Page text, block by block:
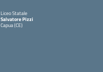
Liceo Statale
Salvatore Pizzi
Capua (CE)
— Visita la pagina iniziale della scuola